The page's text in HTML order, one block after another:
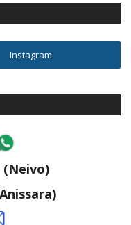
Instagram
(Neivo)